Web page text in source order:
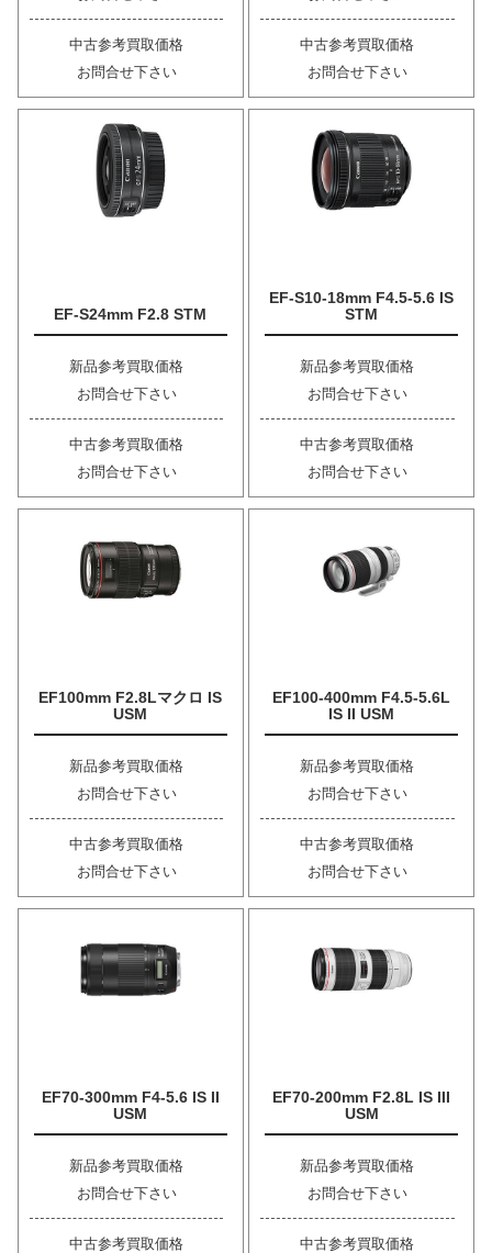
中古参考買取価格
お問合せ下さい
中古参考買取価格
お問合せ下さい
EF-S24mm F2.8 STM
新品参考買取価格
お問合せ下さい
中古参考買取価格
お問合せ下さい
EF-S10-18mm F4.5-5.6 IS
STM
新品参考買取価格
お問合せ下さい
中古参考買取価格
お問合せ下さい
EF100mm F2.8Lマクロ IS
USM
新品参考買取価格
お問合せ下さい
中古参考買取価格
お問合せ下さい
EF100-400mm F4.5-5.6L
IS II USM
新品参考買取価格
お問合せ下さい
中古参考買取価格
お問合せ下さい
EF70-300mm F4-5.6 IS II
USM
新品参考買取価格
お問合せ下さい
中古参考買取価格
EF70-200mm F2.8L IS III
USM
新品参考買取価格
お問合せ下さい
中古参考買取価格